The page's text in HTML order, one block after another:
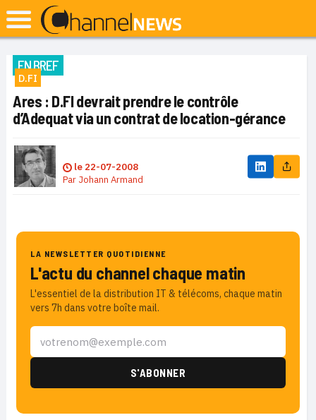
EN BREF
D.FI
Ares : D.FI devrait prendre le contrôle
d’Adequat via un contrat de location-gérance
le 22-07-2008
Par Johann Armand
LA NEWSLETTER QUOTIDIENNE
L'actu du channel chaque matin
L'essentiel de la distribution IT & télécoms, chaque matin
vers 7h dans votre boîte mail.